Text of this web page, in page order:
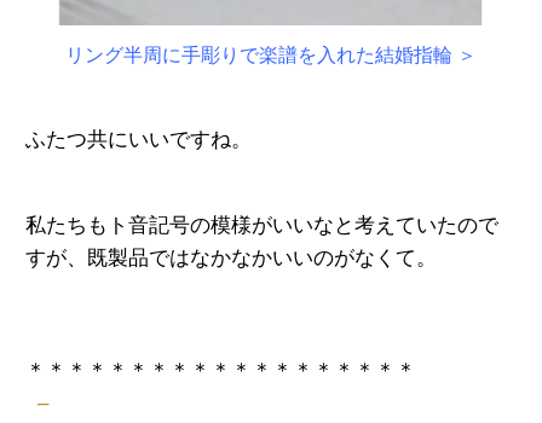
リング半周に手彫りで楽譜を入れた結婚指輪 ＞
ふたつ共にいいですね。
私たちもト音記号の模様がいいなと考えていたので
すが、既製品ではなかなかいいのがなくて。
＊＊＊＊＊＊＊＊＊＊＊＊＊＊＊＊＊＊＊
–